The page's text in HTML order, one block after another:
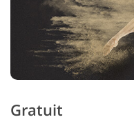
Gratuit